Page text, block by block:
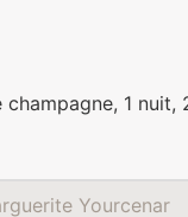
1
Yourcenar